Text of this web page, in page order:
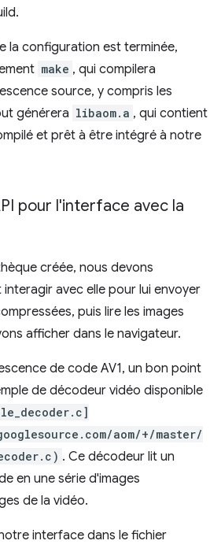
la configuration est terminée,
make , qui compilera
source, y compris les
générera libaom.a , qui contient
et prêt à être intégré à notre
pour l'interface avec la
créée, nous devons
avec elle pour lui envoyer
puis lire les images
afficher dans le navigateur.
de code AV1, un bon point
de décodeur vidéo disponible
aom/+/master/
. Ce décodeur lit un
en une série d'images
de la vidéo.
interface dans le fichier